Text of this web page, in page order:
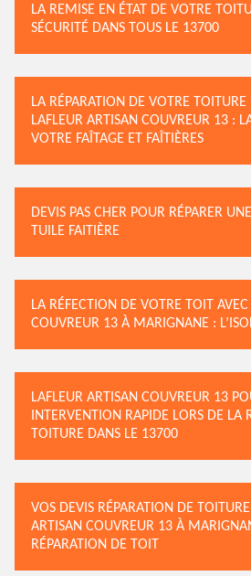
LA REMISE EN ÉTAT DE VOTRE
SÉCURITÉ DANS TOUS LE 13700
LA RÉPARATION DE VOTRE
LAFLEUR ARTISAN COUVREUR 13 :
VOTRE FAÎTAGE ET FAÎTIÈRES
DEVIS PAS CHER POUR RÉPARER
TUILE FAITIÈRE
LA RÉFECTION DE VOTRE TOIT
COUVREUR 13 À MARIGNANE :
LAFLEUR ARTISAN COUVREUR 13
INTERVENTION RAPIDE LORS DE LA
TOITURE DANS LE 13700
VOS DEVIS RÉPARATION DE
ARTISAN COUVREUR 13 À
RÉPARATION DE TOIT